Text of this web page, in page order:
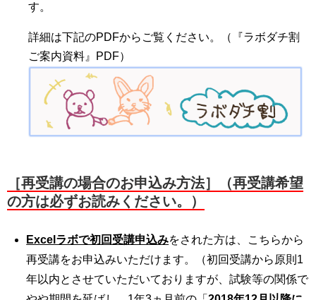
す。
詳細は下記のPDFからご覧ください。（『ラボダチ割
ご案内資料』PDF）
［再受講の場合のお申込み方法］（再受講希望
の方は必ずお読みください。）
Excelラボで初回受講申込みをされた方は、こちらから
再受講をお申込みいただけます。（初回受講から原則1
年以内とさせていただいておりますが、試験等の関係で